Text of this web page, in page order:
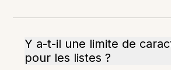
Y a-t-il une limite de
pour les listes ?